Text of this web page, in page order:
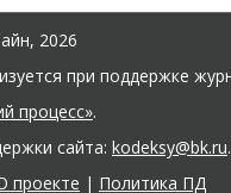
2026
при поддержке
процесс».
сайта: kodeksy@bk.ru.
проекте | Политика ПД